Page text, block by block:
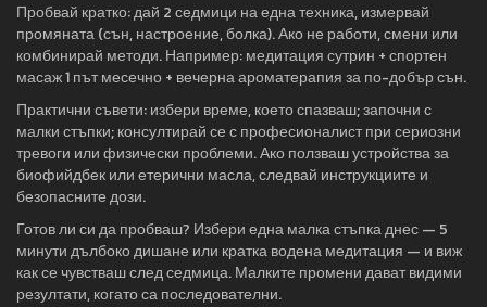
Пробвай кратко: дай 2 седмици на една техника, измервай
промяната (сън, настроение, болка). Ако не работи, смени или
комбинирай методи. Например: медитация сутрин + спортен
масаж 1 път месечно + вечерна ароматерапия за по-добър сън.
Практични съвети: избери време, което спазваш; започни с
малки стъпки; консултирай се с професионалист при сериозни
тревоги или физически проблеми. Ако ползваш устройства за
биофийдбек или етерични масла, следвай инструкциите и
безопасните дози.
Готов ли си да пробваш? Избери една малка стъпка днес — 5
минути дълбоко дишане или кратка водена медитация — и виж
как се чувстваш след седмица. Малките промени дават видими
резултати, когато са последователни.